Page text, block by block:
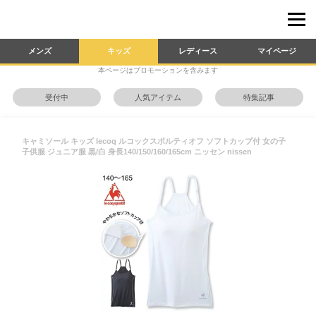
メンズ キッズ レディース マイページ
本ページはプロモーションを含みます
受付中 人気アイテム 特集記事
キャミソール キッズ lecoq ルコックスポルティオフ ソフトカップ付 女の子
子供服 ジュニア服 黒/白 身長140/150/160/165cm ニッセン nissen